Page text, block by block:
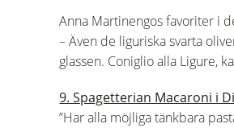
Anna Martinengos favoriter i
– Även de liguriska svarta
glassen. Coniglio alla Ligure,
9. Spagetterian Macaroni i
”Har alla möjliga tänkbara